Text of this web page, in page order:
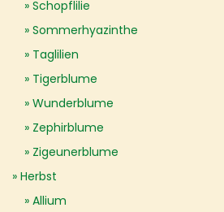
Schopflilie
Sommerhyazinthe
Taglilien
Tigerblume
Wunderblume
Zephirblume
Zigeunerblume
Herbst
Allium